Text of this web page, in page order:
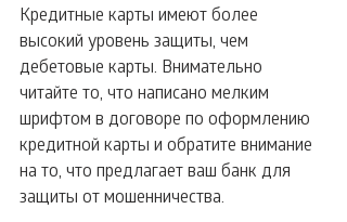
Кредитные карты имеют более
высокий уровень защиты, чем
дебетовые карты. Внимательно
читайте то, что написано мелким
шрифтом в договоре по оформлению
кредитной карты и обратите внимание
на то, что предлагает ваш банк для
защиты от мошенничества.